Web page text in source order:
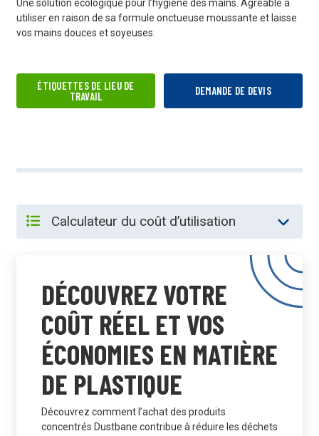
Une solution écologique pour l’hygiène des mains. Agréable à
utiliser en raison de sa formule onctueuse moussante et laisse
vos mains douces et soyeuses.
ÉTIQUETTES DE LIEU DE
TRAVAIL
DEMANDE DE DEVIS
DÉCOUVREZ VOTRE
COÛT RÉEL ET VOS
ÉCONOMIES EN MATIÈRE
DE PLASTIQUE
Découvrez comment l’achat des produits
concentrés Dustbane contribue à réduire les déchets